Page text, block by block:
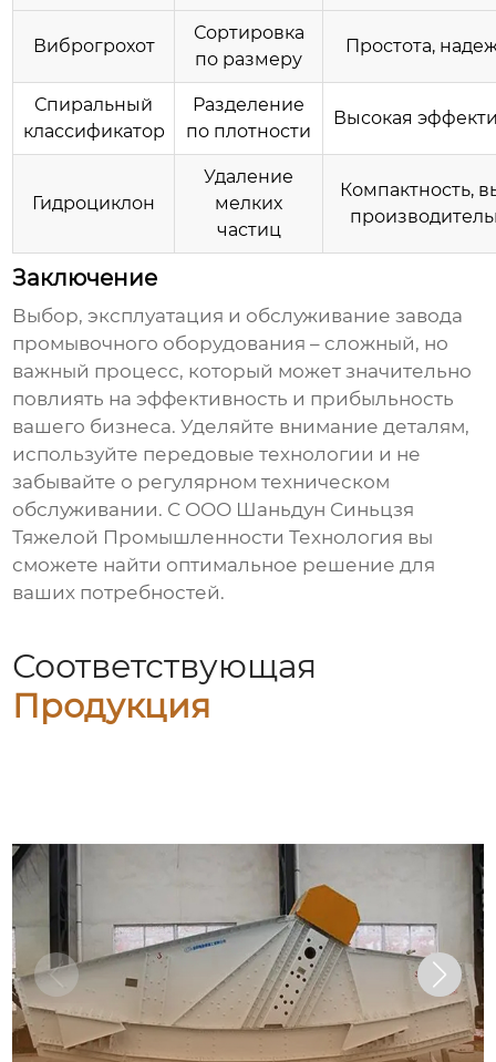
Виброгрохот
Сортировка
по размеру
Простота,
Спиральный
классификатор
Разделение
по плотности
Высокая
Гидроциклон
Удаление
мелких
частиц
Компактность,
Заключение
Выбор, эксплуатация и обслуживаниезавода
промывочного оборудования – сложный, но
важный процесс, который может значительно
повлиять на эффективность и прибыльность
вашего бизнеса. Уделяйте внимание деталям,
используйте передовые технологии и не
забывайте о регулярном техническом
обслуживании. С ООО Шаньдун Синьцзя
Тяжелой Промышленности Технология вы
сможете найти оптимальное решение для
ваших потребностей.
Соответствующая
Продукция